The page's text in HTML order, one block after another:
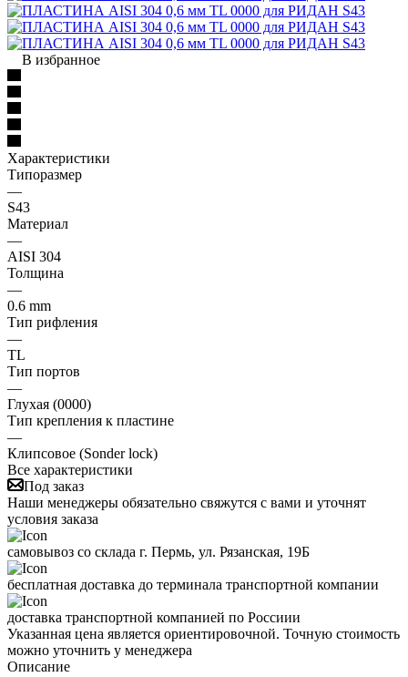
В избранное
Характеристики
Типоразмер
—
S43
Материал
—
AISI 304
Толщина
—
0.6 mm
Тип рифления
—
TL
Тип портов
—
Глухая (0000)
Тип крепления к пластине
—
Клипсовое (Sonder lock)
Все характеристики
Под заказ
Наши менеджеры обязательно свяжутся с вами и уточнят
условия заказа
самовывоз со склада г. Пермь, ул. Рязанская, 19Б
бесплатная доставка до терминала транспортной компании
доставка транспортной компанией по Россиии
Указанная цена является ориентировочной. Точную стоимость
можно уточнить у менеджера
Описание